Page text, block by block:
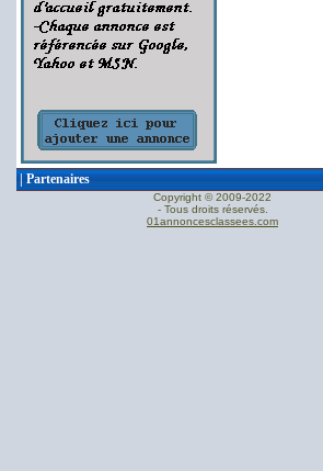
|Partenaires
Copyright © 2009-2022
- Tous droits réservés.
01annoncesclassees.com